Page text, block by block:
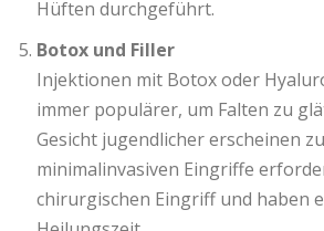
Hüften durchgeführt.
Botox und Filler
Injektionen mit Botox oder
immer populärer, um Falten zu
Gesicht jugendlicher erscheinen
minimalinvasiven Eingriffe
chirurgischen Eingriff und haben